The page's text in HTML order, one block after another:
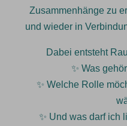
Zusammenhänge zu
und wieder in
Dabei entsteht
✨ Was
✨ Welche Rolle
✨ Und was darf ich